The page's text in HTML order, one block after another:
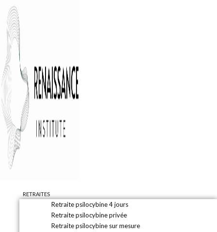
RETRAITES
Retraite psilocybine 4 jours
Retraite psilocybine privée
Retraite psilocybine sur mesure